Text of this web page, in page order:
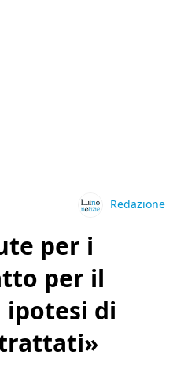
Redazione
per i
per il
ipotesi di